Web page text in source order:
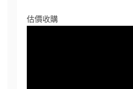
估價收購